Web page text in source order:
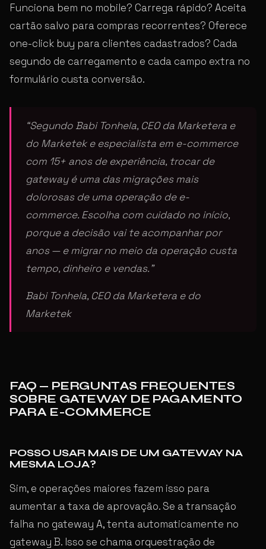
Funciona bem no mobile? Carrega rápido? Aceita
cartão salvo para compras recorrentes? Oferece
one-click buy para clientes cadastrados? Cada
segundo de carregamento e cada campo extra no
formulário custa conversão.
“Segundo Babi Tonhela, CEO da Marketera e
do Marketek e especialista em e-commerce
com 15+ anos de experiência, trocar de
gateway é uma das migrações mais
dolorosas de uma operação de e-
commerce. Escolha com cuidado no início,
porque a decisão vai te acompanhar por
anos — e migrar no meio da operação custa
tempo, dinheiro e vendas.”
Babi Tonhela, CEO da Marketera e do
Marketek
FAQ — PERGUNTAS FREQUENTES
SOBRE GATEWAY DE PAGAMENTO
PARA E-COMMERCE
POSSO USAR MAIS DE UM GATEWAY NA
MESMA LOJA?
Sim, e operações maiores fazem isso para
aumentar a taxa de aprovação. Se a transação
falha no gateway A, tenta automaticamente no
gateway B. Isso se chama orquestração de